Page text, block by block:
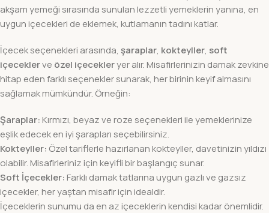
akşam yemeği sırasında sunulan lezzetli yemeklerin yanına, en
uygun içecekleri de eklemek, kutlamanın tadını katlar.
İçecek seçenekleri arasında, şaraplar, kokteyller, soft
içeceklerve özel içecekleryer alır. Misafirlerinizin damak zevkine
hitap eden farklı seçenekler sunarak, her birinin keyif almasını
sağlamak mümkündür. Örneğin:
Şaraplar: Kırmızı, beyaz ve roze seçenekleri ile yemeklerinize
eşlik edecek en iyi şarapları seçebilirsiniz.
Kokteyller: Özel tariflerle hazırlanan kokteyller, davetinizin yıldızı
olabilir. Misafirleriniz için keyifli bir başlangıç sunar.
Soft İçecekler: Farklı damak tatlarına uygun gazlı ve gazsız
içecekler, her yaştan misafir için idealdir.
İçeceklerin sunumu da en az içeceklerin kendisi kadar önemlidir.